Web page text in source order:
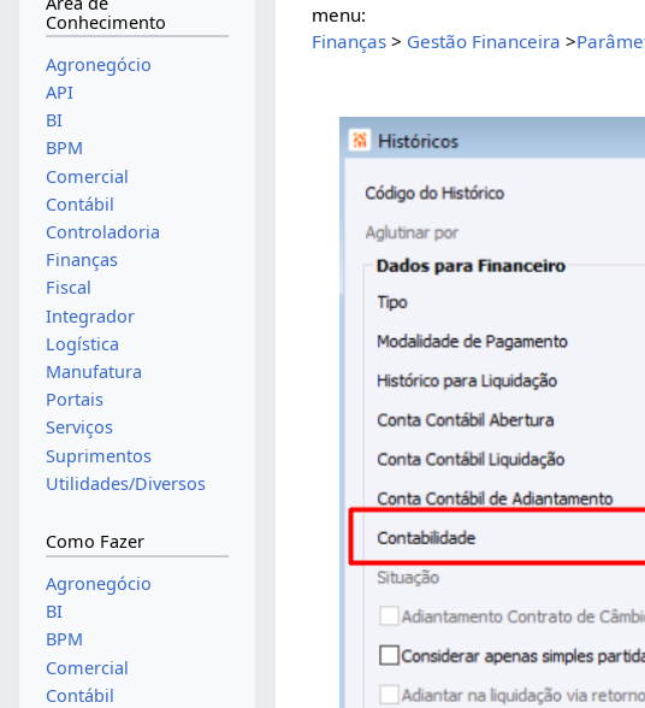
menu:
Finanças > Gestão Financeira >
Conhecimento
Agronegócio
API
BI
BPM
Comercial
Contábil
Controladoria
Finanças
Fiscal
Integrador
Logística
Manufatura
Portais
Serviços
Suprimentos
Utilidades/Diversos
Como Fazer
Agronegócio
BI
BPM
Comercial
Contábil